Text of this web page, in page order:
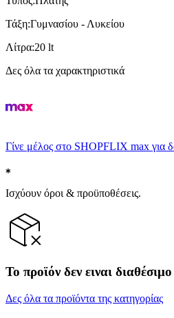
Τάξη:Γυμνασίου - Λυκείου
Λίτρα:20 lt
Δες όλα τα χαρακτηριστικά
Γίνε μέλος στο SHOPFLIX max για
Ισχύουν όροι & προϋποθέσεις.
Το προϊόν δεν ειναι διαθέσιμο
Δες όλα τα προϊόντα της κατηγορίας